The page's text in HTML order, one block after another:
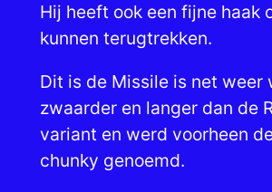
(
h
a
r
d
)
Hij heeft ook een fijne haak
kunnen terugtrekken.
Dit is de Missile is net weer
zwaarder en langer dan de
variant en werd voorheen
chunky genoemd.